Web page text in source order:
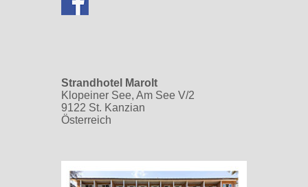
Strandhotel Marolt
Klopeiner See, Am See V/2
9122 St. Kanzian
Österreich